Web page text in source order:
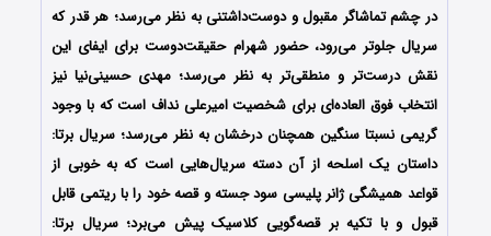
در چشم تماشاگر مقبول و دوست‌داشتنی به نظر می‌رسد؛ هر قدر که
سریال جلوتر می‌رود، حضور شهرام حقیقت‌دوست برای ایفای این
نقش درست‌تر و منطقی‌تر به نظر می‌رسد؛ مهدی حسینی‌نیا نیز
انتخاب فوق‌ العاده‌ای برای شخصیت امیرعلی نداف است که با وجود
گریمی نسبتا سنگین همچنان درخشان به نظر می‌رسد؛ سریال برتا:
داستان یک اسلحه از آن دسته سریال‌هایی است که به خوبی از
قواعد همیشگی ژانر پلیسی سود جسته و قصه خود را با ریتمی قابل
قبول و با تکیه بر قصه‌گویی کلاسیک پیش می‌برد؛ سریال برتا: